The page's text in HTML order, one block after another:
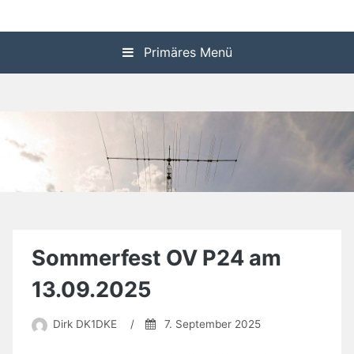
Inhalt
P24 Homepage
Primäres Menü
Sommerfest OV P24 am
13.09.2025
Dirk DK1DKE / 7. September 2025